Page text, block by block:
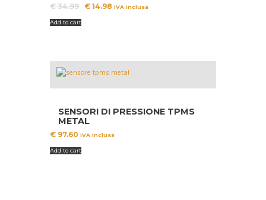
€34.99 Il
€ 14.98 IlIVA inclusa
Add to cart
SENSORI DI PRESSIONE TPMS
METAL
€ 97.60 IVA inclusa
Add to cart